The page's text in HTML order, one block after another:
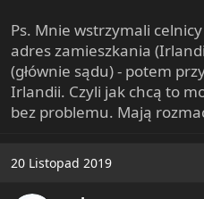
Ps. Mnie wstrzymali
adres zamieszkania
(głównie sądu) - potem
Irlandii. Czyli jak chcą to
bez problemu. Mają
20 Listopad 2019